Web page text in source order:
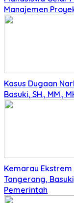
Manajemen
Kasus Dugaan
Basuki, SH., MM.,
Kemarau Ekstrem
Tangerang,
Pemerintah